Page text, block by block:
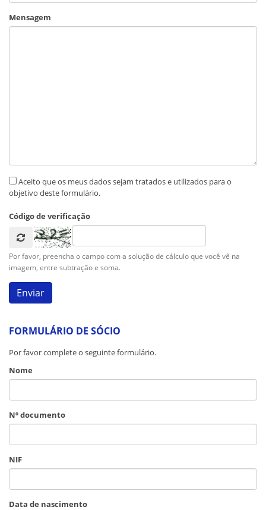
Mensagem
Aceito que os meus dados sejam tratados e utilizados para o
objetivo deste formulário.
Código de verificação
Por favor, preencha o campo com a solução de cálculo que você vê na
imagem, entre subtração e soma.
FORMULÁRIO DE SÓCIO
Por favor complete o seguinte formulário.
Nome
Nº documento
NIF
Data de nascimento